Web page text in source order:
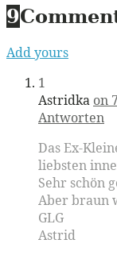
9
Add yours
1
Astridka on
Antworten
Das Ex-
liebsten
Sehr schön
Aber braun
GLG
Astrid